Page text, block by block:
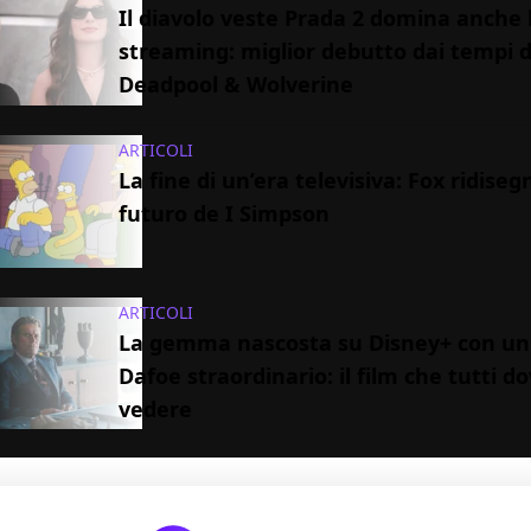
Il diavolo veste Prada 2 domina anche
streaming: miglior debutto dai tempi
Deadpool & Wolverine
ARTICOLI
La fine di un’era televisiva: Fox
futuro de I Simpson
ARTICOLI
La gemma nascosta su Disney+ con
Dafoe straordinario: il film che tutti
vedere